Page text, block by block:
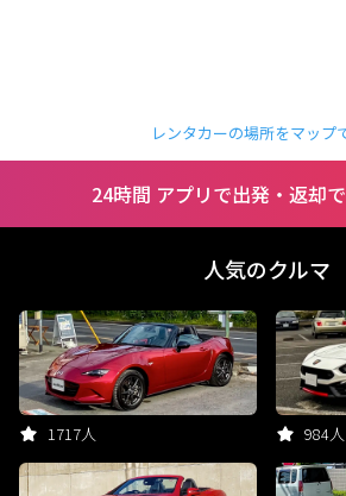
レンタカーの場所をマップ
24時間 アプリで出発・返却
人気のクルマ
1717人 984人